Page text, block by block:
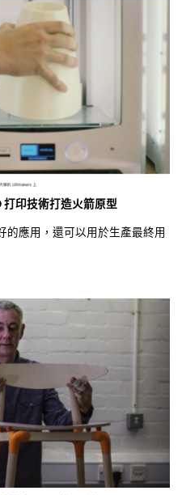
印技術打造火箭原型
的應用，還可以用於生產最終用